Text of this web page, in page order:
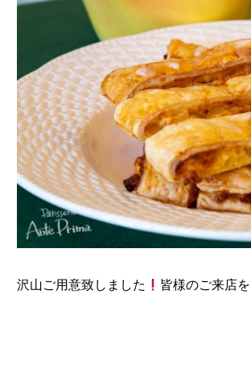
沢山ご用意致しました 皆様のご来店